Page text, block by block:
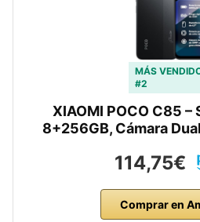
MÁS
#2
XIAOMI POCO C85 –
8+256GB, Cámara
114,75€
Comprar en